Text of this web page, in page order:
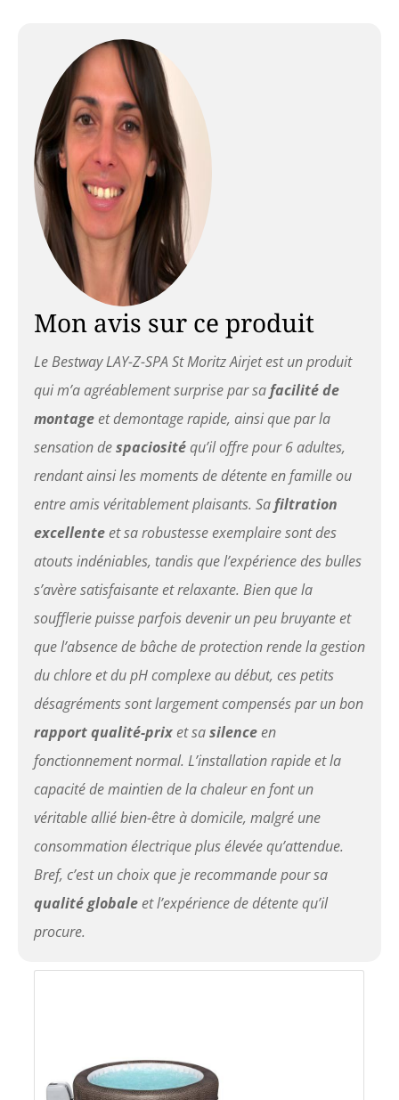
Mon avis sur ce produit
Le Bestway LAY-Z-SPA St Moritz Airjet est un produit
qui m’a agréablement surprise par safacilité de
montageet demontage rapide, ainsi que par la
sensation despaciositéqu’il offre pour 6 adultes,
rendant ainsi les moments de détente en famille ou
entre amis véritablement plaisants. Safiltration
excellenteet sa robustesse exemplaire sont des
atouts indéniables, tandis que l’expérience des bulles
s’avère satisfaisante et relaxante. Bien que la
soufflerie puisse parfois devenir un peu bruyante et
que l’absence de bâche de protection rende la gestion
du chlore et du pH complexe au début, ces petits
désagréments sont largement compensés par un bon
rapport qualité-prixet sasilenceen
fonctionnement normal. L’installation rapide et la
capacité de maintien de la chaleur en font un
véritable allié bien-être à domicile, malgré une
consommation électrique plus élevée qu’attendue.
Bref, c’est un choix que je recommande pour sa
qualité globaleet l’expérience de détente qu’il
procure.